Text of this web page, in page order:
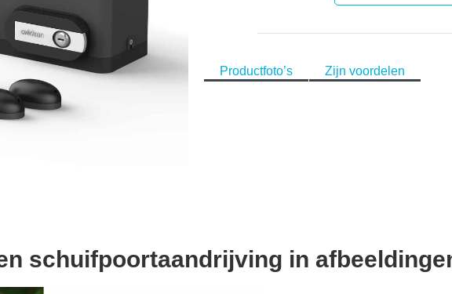
Productfoto’s Zijn voordelen
schuifpoortaandrijving in